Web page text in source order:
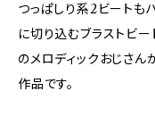
つっぱしり系2ビートも
に切り込むブラストビー
のメロディックおじさ
作品です。